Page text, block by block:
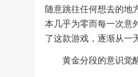
随意跳往任何想去的地
本几乎为零而每一次意
了这款游戏，逐渐从一
黄金分段的意识觉